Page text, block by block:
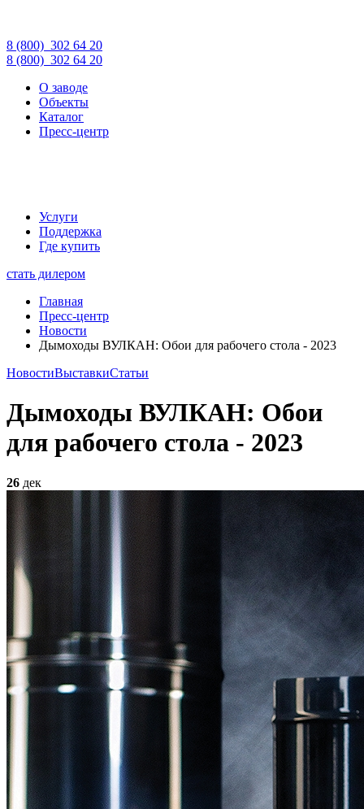
8 (800) 302 64 20
8 (800) 302 64 20
О заводе
Объекты
Каталог
Пресс-центр
Услуги
Поддержка
Где купить
стать дилером
Главная
Пресс-центр
Новости
Дымоходы ВУЛКАН: Обои для рабочего стола - 2023
НовостиВыставкиСтатьи
Дымоходы ВУЛКАН: Обои
для рабочего стола - 2023
26 дек